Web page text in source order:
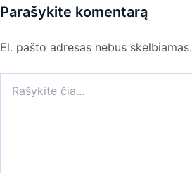
Parašykite komentarą
El. pašto adresas nebus skelbiamas.
čia...